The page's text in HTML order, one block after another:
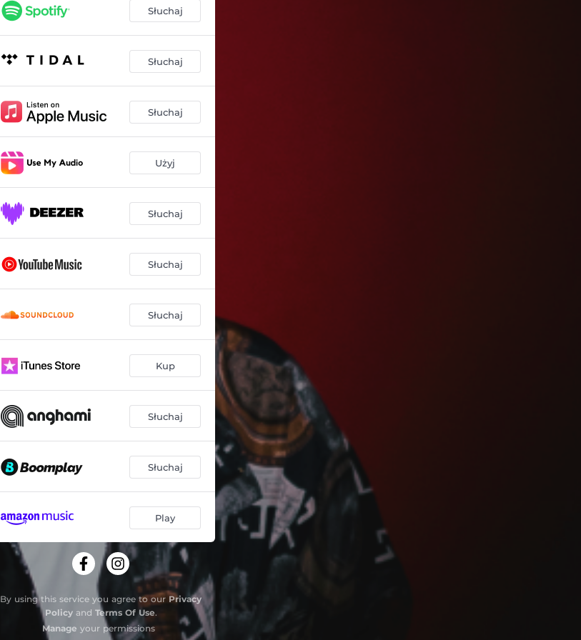
Słuchaj
Słuchaj
Słuchaj
Użyj
Słuchaj
Słuchaj
Słuchaj
Kup
Słuchaj
Słuchaj
Play
By using this service you agree to ourPrivacy
Policyand Terms Of Use.
Manage your permissions